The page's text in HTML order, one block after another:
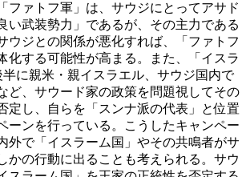
ァトフ軍」は、サウジにとってアサド
い武装勢力」であるが、その主力である
ウジとの関係が悪化すれば、「ファトフ
化する可能性が高まる。また、「イスラ
半に親米・親イスラエル、サウジ国内で
ど、サウード家の政策を問題視してその
定し、自らを「スンナ派の代表」と位置
ーンを行っている。こうしたキャンペー
外で「イスラーム国」やその共鳴者がサ
かの行動に出ることも考えられる。サウ